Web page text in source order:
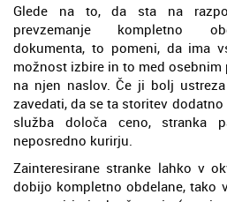
Glede na to, da sta na
prevzemanje kompletno
dokumenta, to pomeni, da ima
možnost izbire in to med osebnim
na njen naslov. Če ji bolj
zavedati, da se ta storitev
služba določa ceno, stranka
neposredno kurirju.
Zainteresirane stranke lahko v
dobijo kompletno obdelane, tako